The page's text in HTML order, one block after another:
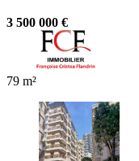
3 500 000 €
79 m²